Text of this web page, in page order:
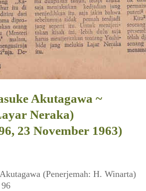
Akutagawa ~
Neraka)
23 November 1963)
(Penerjemah: H. Winarta)